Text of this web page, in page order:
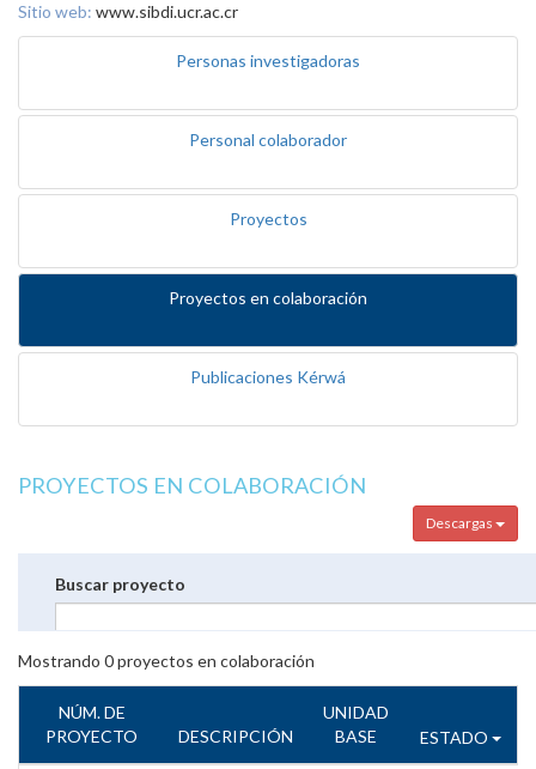
Sitio web: www.sibdi.ucr.ac.cr
Personas investigadoras
Personal colaborador
Proyectos
Proyectos en colaboración
Publicaciones Kérwá
PROYECTOS EN COLABORACIÓN
Descargas
Buscar proyecto
Mostrando 0proyectos en colaboración
NÚM. DE
PROYECTO
DESCRIPCIÓN
UNIDAD
BASE
ESTADO